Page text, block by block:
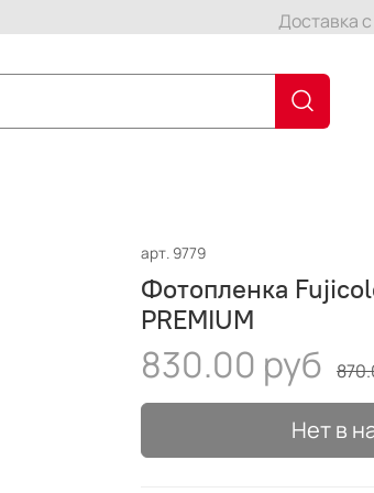
Доставка
арт. 9779
Фотопленка
PREMIUM
830.00 руб
Нет в